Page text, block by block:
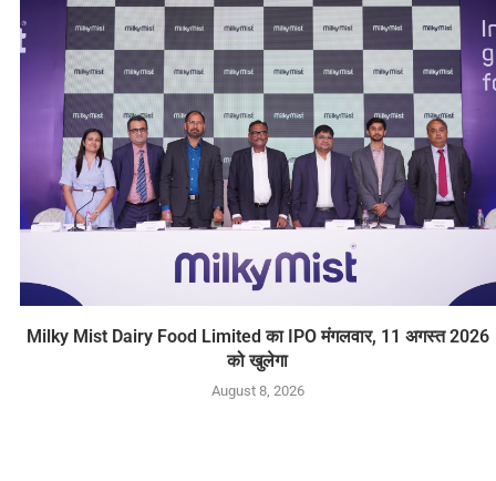
Milky Mist Dairy Food Limited का IPO मंगलवार, 11 अगस्त 2026
को खुलेगा
August 8, 2026